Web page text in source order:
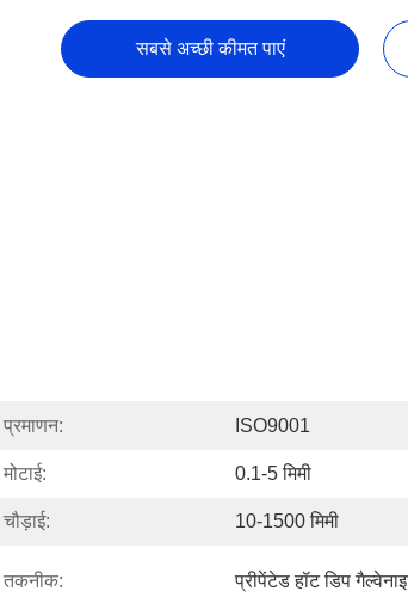
सबसे अच्छी कीमत पाएं
प्रमाणन: ISO9001
मोटाई: 0.1-5 मिमी
चौड़ाई: 10-1500 मिमी
तकनीक: प्रीपेंटेड हॉट डिप